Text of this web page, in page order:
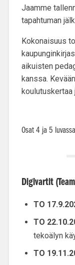
Jaamme
tapahtuman
Kokonaisuus
aikuisten
kanssa.
Osat 4 ja 5
Digivartit
TO
TO
tekoälyn
TO